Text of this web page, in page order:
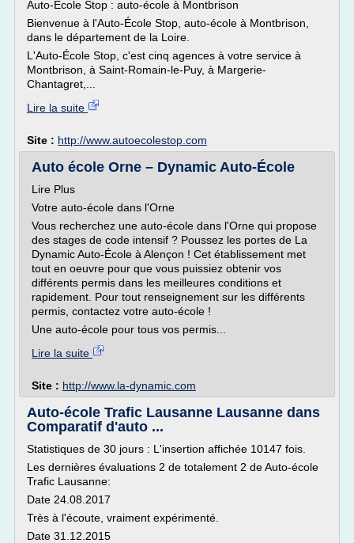
Auto-École Stop : auto-école à Montbrison
Bienvenue à l'Auto-École Stop, auto-école à Montbrison,
dans le département de la Loire.
L'Auto-École Stop, c'est cinq agences à votre service à
Montbrison, à Saint-Romain-le-Puy, à Margerie-
Chantagret,...
Lire la suite
Site : http://www.autoecolestop.com
Auto école Orne – Dynamic Auto-École
Lire Plus
Votre auto-école dans l'Orne
Vous recherchez une auto-école dans l'Orne qui propose
des stages de code intensif ? Poussez les portes de La
Dynamic Auto-École à Alençon ! Cet établissement met
tout en oeuvre pour que vous puissiez obtenir vos
différents permis dans les meilleures conditions et
rapidement. Pour tout renseignement sur les différents
permis, contactez votre auto-école !
Une auto-école pour tous vos permis...
Lire la suite
Site : http://www.la-dynamic.com
Auto-école Trafic Lausanne Lausanne dans
Comparatif d'auto ...
Statistiques de 30 jours : L'insertion affichée 10147 fois.
Les dernières évaluations 2 de totalement 2 de Auto-école
Trafic Lausanne:
Date 24.08.2017
Très à l'écoute, vraiment expérimenté.
Date 31.12.2015